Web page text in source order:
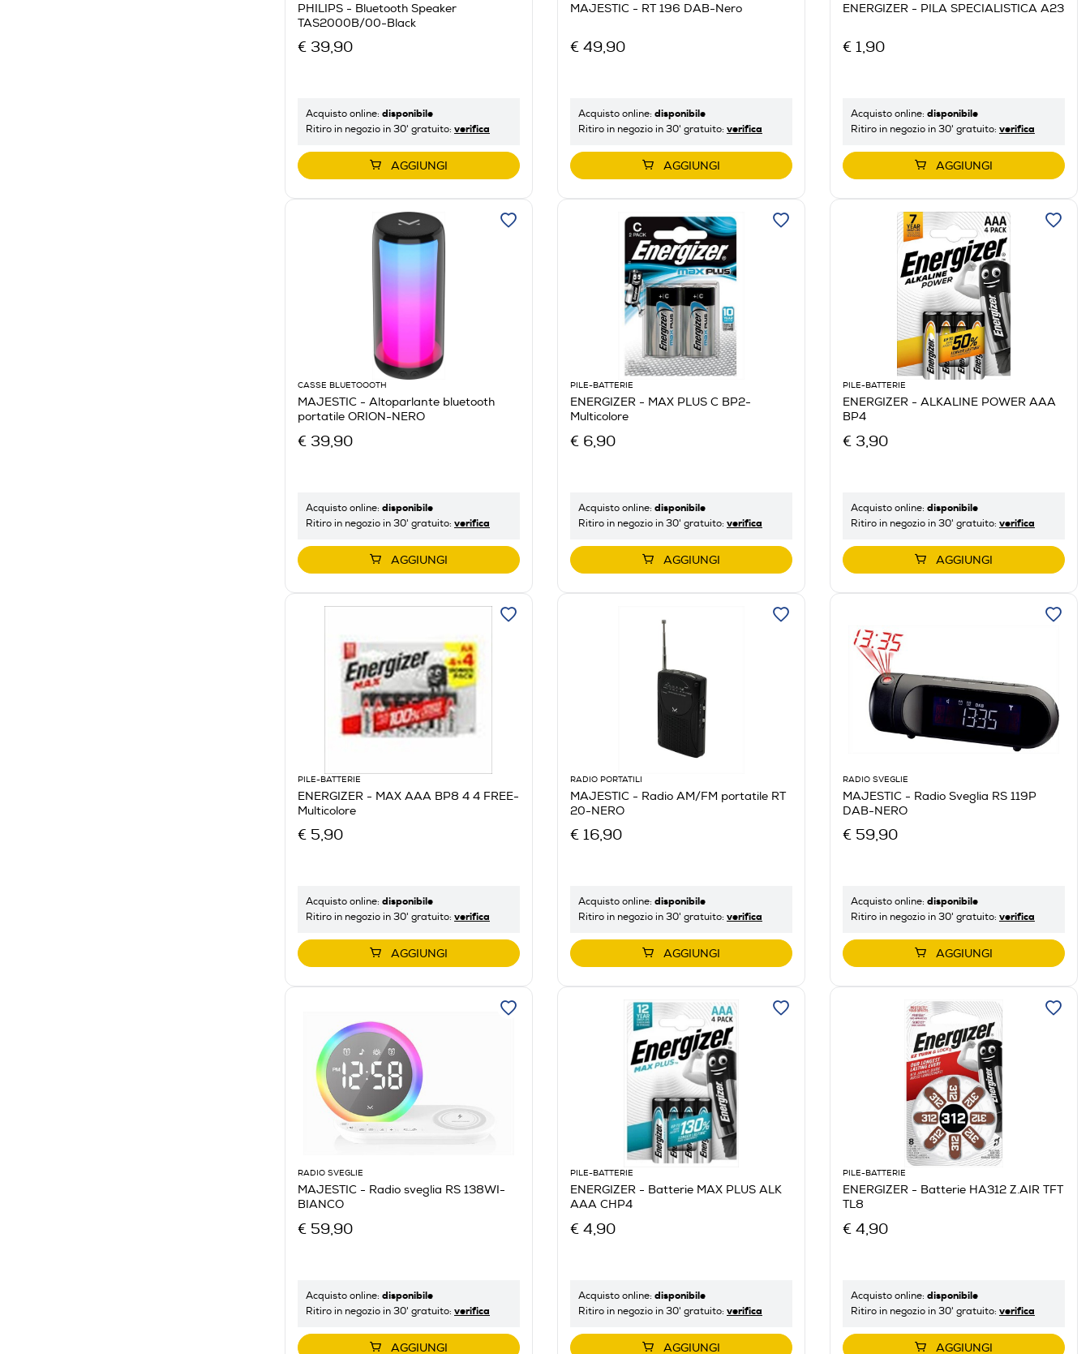
PHILIPS - Bluetooth Speaker
TAS2000B/00-Black
€ 39,90
Acquisto online: disponibile
Ritiro in negozio in 30' gratuito: verifica
AGGIUNGI
MAJESTIC - RT 196 DAB-Nero
€ 49,90
Acquisto online: disponibile
Ritiro in negozio in 30' gratuito: verifica
AGGIUNGI
ENERGIZER - PILA SPECIALISTICA A23
€ 1,90
Acquisto online: disponibile
Ritiro in negozio in 30' gratuito: verifica
AGGIUNGI
CASSE BLUETOOOTH
MAJESTIC - Altoparlante bluetooth
portatile ORION-NERO
€ 39,90
Acquisto online: disponibile
Ritiro in negozio in 30' gratuito: verifica
AGGIUNGI
PILE-BATTERIE
ENERGIZER - MAX PLUS C BP2-
Multicolore
€ 6,90
Acquisto online: disponibile
Ritiro in negozio in 30' gratuito: verifica
AGGIUNGI
PILE-BATTERIE
ENERGIZER - ALKALINE POWER AAA
BP4
€ 3,90
Acquisto online: disponibile
Ritiro in negozio in 30' gratuito: verifica
AGGIUNGI
PILE-BATTERIE
ENERGIZER - MAX AAA BP8 4 4 FREE-
Multicolore
€ 5,90
Acquisto online: disponibile
Ritiro in negozio in 30' gratuito: verifica
AGGIUNGI
RADIO PORTATILI
MAJESTIC - Radio AM/FM portatile RT
20-NERO
€ 16,90
Acquisto online: disponibile
Ritiro in negozio in 30' gratuito: verifica
AGGIUNGI
RADIO SVEGLIE
MAJESTIC - Radio Sveglia RS 119P
DAB-NERO
€ 59,90
Acquisto online: disponibile
Ritiro in negozio in 30' gratuito: verifica
AGGIUNGI
RADIO SVEGLIE
MAJESTIC - Radio sveglia RS 138WI-
BIANCO
€ 59,90
Acquisto online: disponibile
Ritiro in negozio in 30' gratuito: verifica
AGGIUNGI
PILE-BATTERIE
ENERGIZER - Batterie MAX PLUS ALK
AAA CHP4
€ 4,90
Acquisto online: disponibile
Ritiro in negozio in 30' gratuito: verifica
AGGIUNGI
PILE-BATTERIE
ENERGIZER - Batterie HA312 Z.AIR TFT
TL8
€ 4,90
Acquisto online: disponibile
Ritiro in negozio in 30' gratuito: verifica
AGGIUNGI